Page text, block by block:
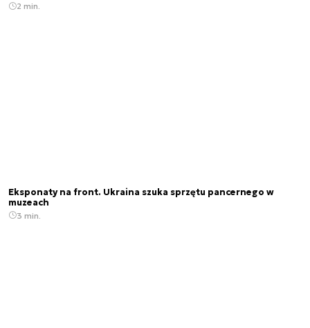
2 min.
Eksponaty na front. Ukraina szuka sprzętu pancernego w
muzeach
3 min.